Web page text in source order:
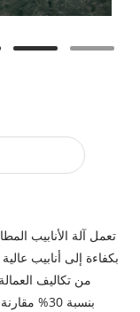
بكفاءة إلى أنابيب
من تكاليف
بنسبة